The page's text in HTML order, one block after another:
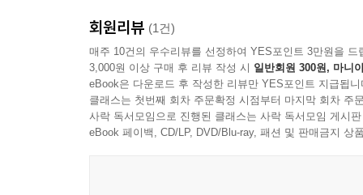
회원리뷰 (1건)
매주 10건의 우수리뷰를 선정하여 YES포인트 3만원을 드
3,000원 이상 구매 후 리뷰 작성 시 일반회원 300원, 마니
eBook은 다운로드 후 작성한 리뷰만 YES포인트 지급됩니
클래스는 첫번째 회차 주문확정 시점부터 마지막 회차 주
사락 독서모임으로 진행된 클래스는 사락 독서모임 게시
eBook 페이백, CD/LP, DVD/Blu-ray, 패션 및 판매금지 상